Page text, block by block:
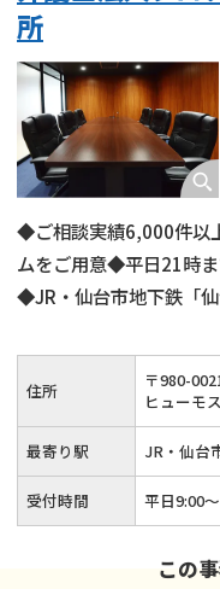
所
◆ご相談実績6,000件以
ムをご用意◆平日21時
◆JR・仙台市地下鉄「
料の減額交渉にも対応
住所 〒980-
ヒューモ
最寄り駅 JR・仙台
受付時間 平日9:00
この